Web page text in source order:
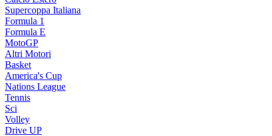
Supercoppa Italiana
Formula 1
Formula E
MotoGP
Altri Motori
Basket
America's Cup
Nations League
Tennis
Sci
Volley
Drive UP